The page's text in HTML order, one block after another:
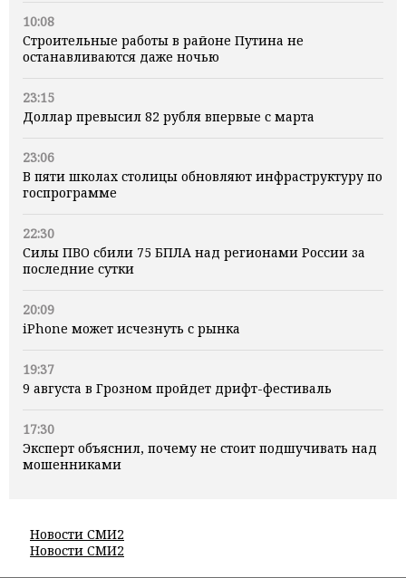
10:08
Строительные работы в районе Путина не
останавливаются даже ночью
23:15
Доллар превысил 82 рубля впервые с марта
23:06
В пяти школах столицы обновляют инфраструктуру по
госпрограмме
22:30
Силы ПВО сбили 75 БПЛА над регионами России за
последние сутки
20:09
iPhone может исчезнуть с рынка
19:37
9 августа в Грозном пройдет дрифт-фестиваль
17:30
Эксперт объяснил, почему не стоит подшучивать над
мошенниками
Новости СМИ2
Новости СМИ2